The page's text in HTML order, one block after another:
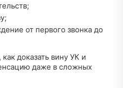
от первого звонка до
доказать вину УК и
даже в сложных